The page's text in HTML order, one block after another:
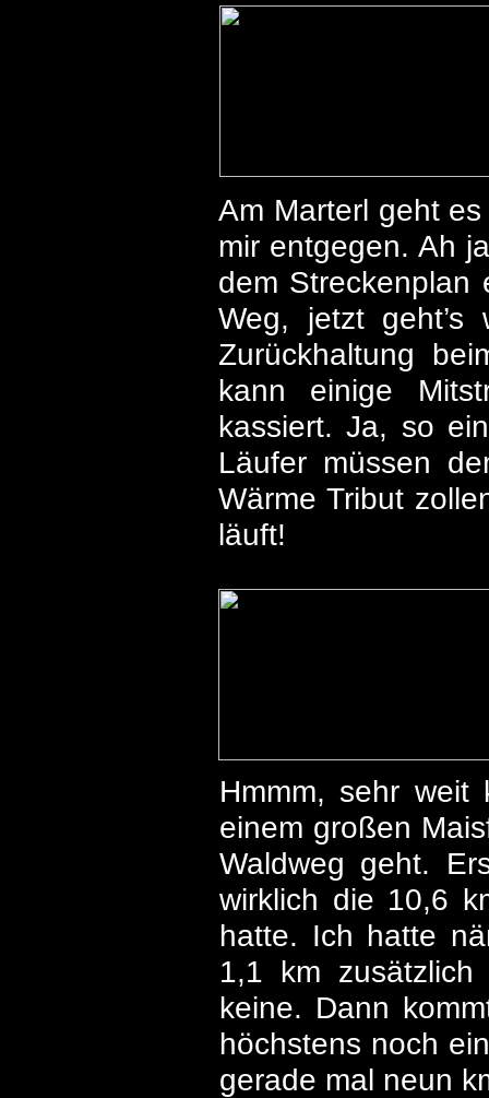
Am Marterl geht
mir entgegen. Ah
dem Streckenplan
Weg, jetzt
Zurückhaltung
kann einige
kassiert. Ja, so
Läufer müssen
Wärme Tribut
läuft!
Hmmm, sehr
einem großen
Waldweg geht.
wirklich die 10,6
hatte. Ich hatte
1,1 km
keine. Dann
höchstens noch
gerade mal neun